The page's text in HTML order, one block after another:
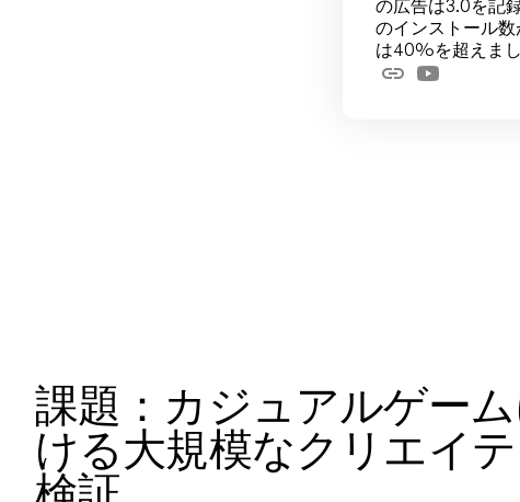
の広告は3.0を記
のインストール
は40%を超えまし
課題：カジュアルゲー
ける大規模なクリエイ